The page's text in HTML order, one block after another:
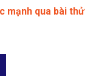
mạnh qua bài thử